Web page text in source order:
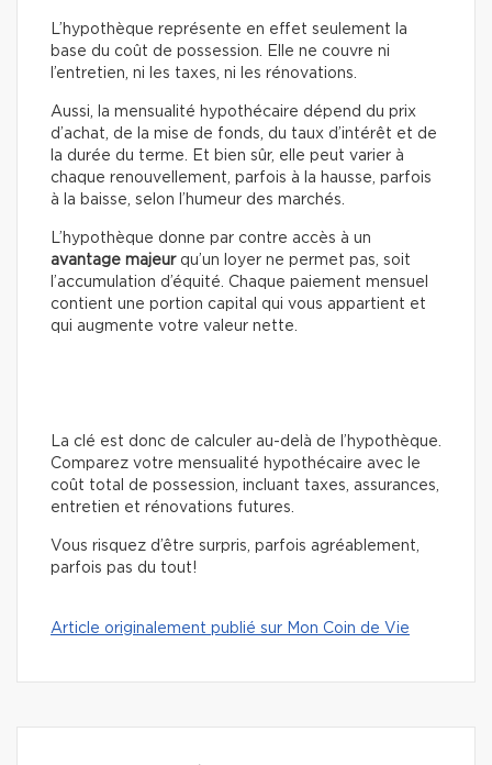
L’hypothèque représente en effet seulement la
base du coût de possession. Elle ne couvre ni
l’entretien, ni les taxes, ni les rénovations.
Aussi, la mensualité hypothécaire dépend du prix
d’achat, de la mise de fonds, du taux d’intérêt et de
la durée du terme. Et bien sûr, elle peut varier à
chaque renouvellement, parfois à la hausse, parfois
à la baisse, selon l’humeur des marchés.
L’hypothèque donne par contre accès à un
avantage majeurqu’un loyer ne permet pas, soit
l’accumulation d’équité. Chaque paiement mensuel
contient une portion capital qui vous appartient et
qui augmente votre valeur nette.
La clé est donc de calculer au-delà de l’hypothèque.
Comparez votre mensualité hypothécaire avec le
coût total de possession, incluant taxes, assurances,
entretien et rénovations futures.
Vous risquez d’être surpris, parfois agréablement,
parfois pas du tout!
Article originalement publié sur Mon Coin de Vie